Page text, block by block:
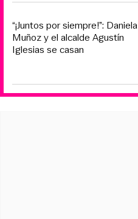
“¡Juntos por siempre!”: Daniela
Muñoz y el alcalde Agustín
Iglesias se casan